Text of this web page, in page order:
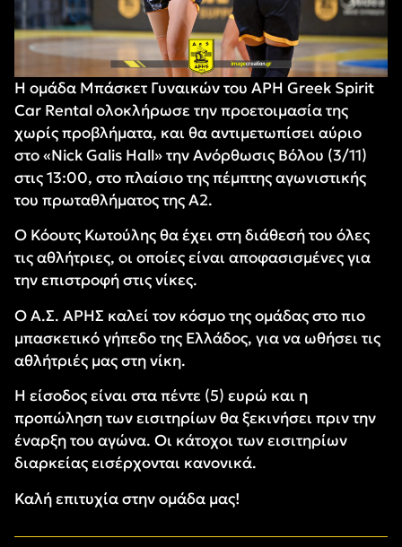
Η ομάδα Μπάσκετ Γυναικών του ΑΡΗ Greek Spirit
Car Rental ολοκλήρωσε την προετοιμασία της
χωρίς προβλήματα, και θα αντιμετωπίσει αύριο
στο «Nick Galis Hall» την Ανόρθωσις Βόλου (3/11)
στις 13:00, στο πλαίσιο της πέμπτης αγωνιστικής
τoυ πρωταθλήματος της Α2.
Ο Κόουτς Κωτούλης θα έχει στη διάθεσή του όλες
τις αθλήτριες, οι οποίες είναι αποφασισμένες για
την επιστροφή στις νίκες.
Ο Α.Σ. ΑΡΗΣ καλεί τον κόσμο της ομάδας στο πιο
μπασκετικό γήπεδο της Ελλάδος, για να ωθήσει τις
αθλήτριές μας στη νίκη.
Η είσοδος είναι στα πέντε (5) ευρώ και η
προπώληση των εισιτηρίων θα ξεκινήσει πριν την
έναρξη του αγώνα. Οι κάτοχοι των εισιτηρίων
διαρκείας εισέρχονται κανονικά.
Καλή επιτυχία στην ομάδα μας!